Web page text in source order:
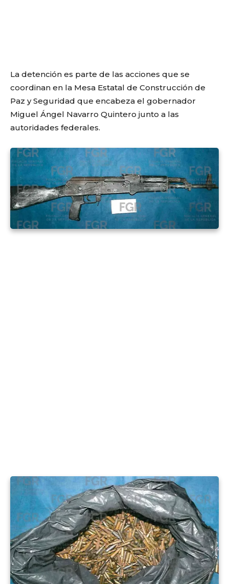
La detención es parte de las acciones que se
coordinan en la Mesa Estatal de Construcción de
Paz y Seguridad que encabeza el gobernador
Miguel Ángel Navarro Quintero junto a las
autoridades federales.